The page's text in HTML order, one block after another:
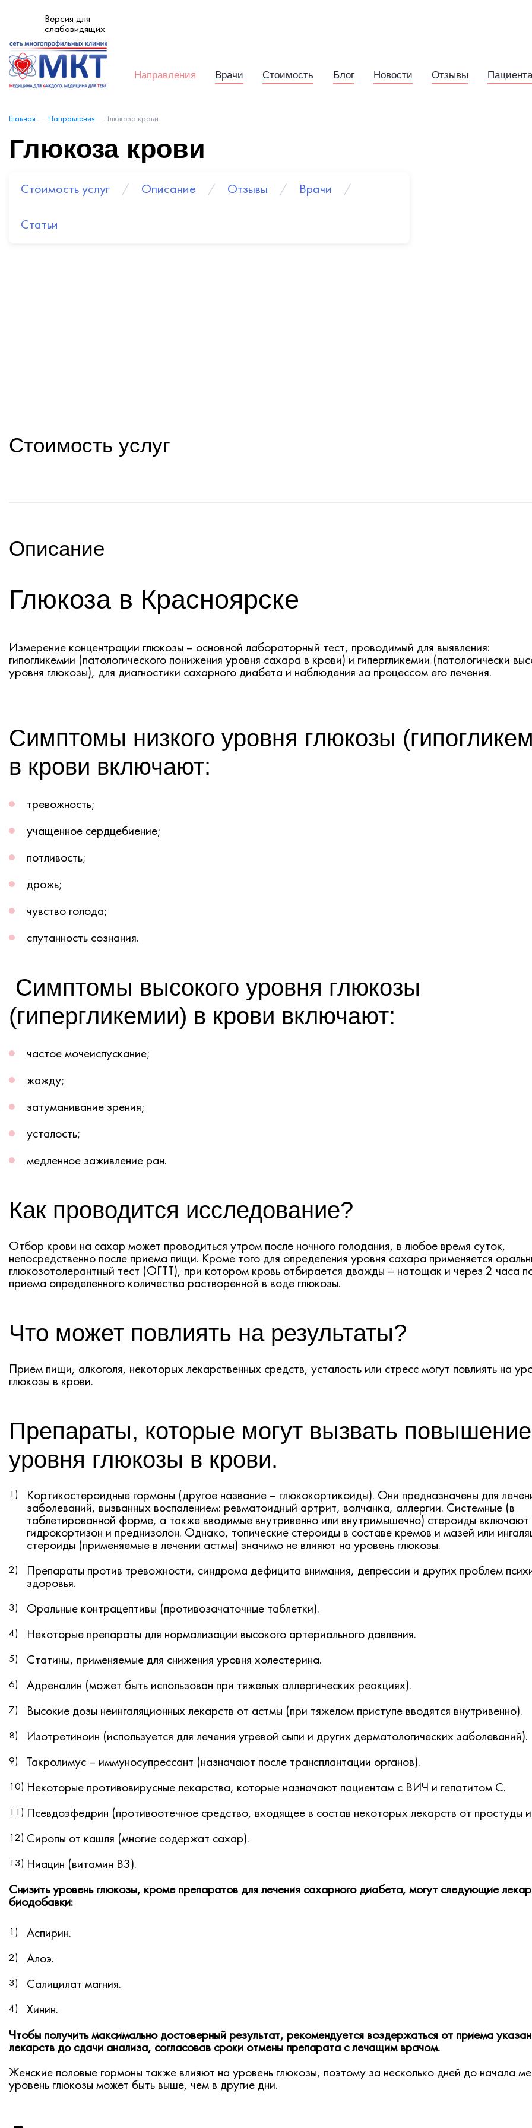
Версия для
слабовидящих
Направления Врачи Стоимость Блог Новости Отзывы
Главная — Направления — Глюкоза крови
Глюкоза крови
Стоимость услуг / Описание / Отзывы / Врачи /
Статьи
Стоимость услуг
Описание
Глюкоза в Красноярске
Измерение концентрации глюкозы – основной лабораторный тест, проводимый для выявления:
гипогликемии (патологического понижения уровня сахара в крови) и гипергликемии (патологически
уровня глюкозы), для диагностики сахарного диабета и наблюдения за процессом его лечения.
Симптомы низкого уровня глюкозы
в крови включают:
тревожность;
учащенное сердцебиение;
потливость;
дрожь;
чувство голода;
спутанность сознания.
Симптомы высокого уровня глюкозы
(гипергликемии) в крови включают:
частое мочеиспускание;
жажду;
затуманивание зрения;
усталость;
медленное заживление ран.
Как проводится исследование?
Отбор крови на сахар может проводиться утром после ночного голодания, в любое время суток,
непосредственно после приема пищи. Кроме того для определения уровня сахара применяется
глюкозотолерантный тест (ОГТТ), при котором кровь отбирается дважды – натощак и через 2 часа
приема определенного количества растворенной в воде глюкозы.
Что может повлиять на результаты?
Прием пищи, алкоголя, некоторых лекарственных средств, усталость или стресс могут повлиять на
глюкозы в крови.
Препараты, которые могут вызвать повышение
уровня глюкозы в крови.
Кортикостероидные гормоны (другое название – глюкокортикоиды). Они предназначены для
заболеваний, вызванных воспалением: ревматоидный артрит, волчанка, аллергии. Системные (в
таблетированной форме, а также вводимые внутривенно или внутримышечно) стероиды включают
гидрокортизон и преднизолон. Однако, топические стероиды в составе кремов и мазей или
стероиды (применяемые в лечении астмы) значимо не влияют на уровень глюкозы.
Препараты против тревожности, синдрома дефицита внимания, депрессии и других проблем
здоровья.
Оральные контрацептивы (противозачаточные таблетки).
Некоторые препараты для нормализации высокого артериального давления.
Статины, применяемые для снижения уровня холестерина.
Адреналин (может быть использован при тяжелых аллергических реакциях).
Высокие дозы неингаляционных лекарств от астмы (при тяжелом приступе вводятся внутривенно).
Изотретиноин (используется для лечения угревой сыпи и других дерматологических заболеваний).
Такролимус – иммуносупрессант (назначают после трансплантации органов).
Некоторые противовирусные лекарства, которые назначают пациентам с ВИЧ и гепатитом С.
Псевдоэфедрин (противоотечное средство, входящее в состав некоторых лекарств от простуды и
Сиропы от кашля (многие содержат сахар).
Ниацин (витамин В3).
Снизить уровень глюкозы, кроме препаратов для лечения сахарного диабета, могут следующие
биодобавки:
Аспирин.
Алоэ.
Салицилат магния.
Хинин.
Чтобы получить максимально достоверный результат, рекомендуется воздержаться от приема
лекарств до сдачи анализа, согласовав сроки отмены препарата с лечащим врачом.
Женские половые гормоны также влияют на уровень глюкозы, поэтому за несколько дней до начала
уровень глюкозы может быть выше, чем в другие дни.